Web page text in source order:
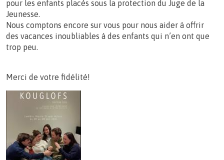
pour les enfants placés sous la protection du Juge de la
Jeunesse.
Nous comptons encore sur vous pour nous aider à offrir
des vacances inoubliables à des enfants qui n’en ont que
trop peu.
Merci de votre fidélité!